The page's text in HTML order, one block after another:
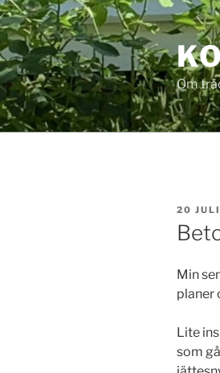
Hoppa
till
innehåll
Om
20
Min
planer
Lite
som